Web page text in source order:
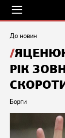
До новин
РІК
Борги